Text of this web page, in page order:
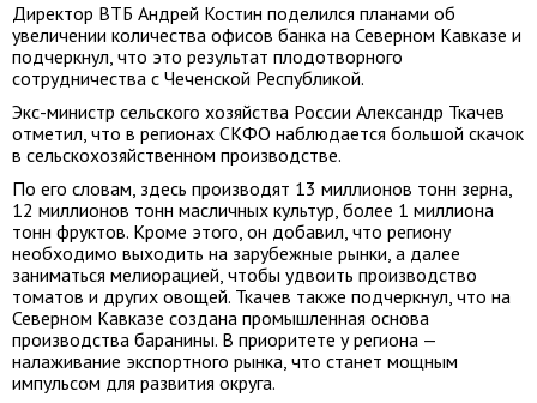
Директор ВТБ Андрей Костин поделился планами об
увеличении количества офисов банка на Северном Кавказе и
подчеркнул, что это результат плодотворного
сотрудничества с Чеченской Республикой.
Экс-министр сельского хозяйства России Александр Ткачев
отметил, что в регионах СКФО наблюдается большой скачок
в сельскохозяйственном производстве.
По его словам, здесь производят 13 миллионов тонн зерна,
12 миллионов тонн масличных культур, более 1 миллиона
тонн фруктов. Кроме этого, он добавил, что региону
необходимо выходить на зарубежные рынки, а далее
заниматься мелиорацией, чтобы удвоить производство
томатов и других овощей. Ткачев также подчеркнул, что на
Северном Кавказе создана промышленная основа
производства баранины. В приоритете у региона —
налаживание экспортного рынка, что станет мощным
импульсом для развития округа.